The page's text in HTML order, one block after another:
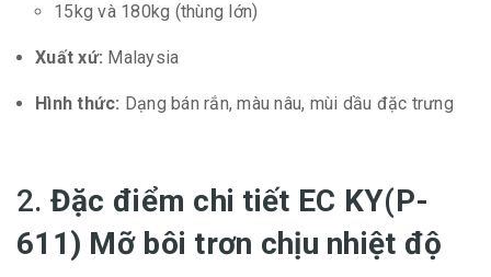
15kg và 180kg (thùng lớn)
Xuất xứ: Malaysia
Hình thức: Dạng bán rắn, màu nâu, mùi dầu đặc trưng
2. Đặc điểm chi tiết EC KY(P-
611) Mỡ bôi trơn chịu nhiệt độ